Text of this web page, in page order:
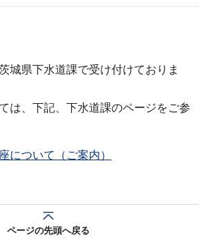
城県下水道課で受け付けておりま
は、下記、下水道課のページをご参
について（ご案内）
ページの先頭へ戻る